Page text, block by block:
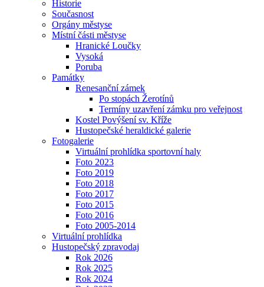
Historie
Současnost
Orgány městyse
Místní části městyse
Hranické Loučky
Vysoká
Poruba
Památky
Renesanční zámek
Po stopách Žerotínů
Termíny uzavření zámku pro veřejnost
Kostel Povýšení sv. Kříže
Hustopečské heraldické galerie
Fotogalerie
Virtuální prohlídka sportovní haly
Foto 2023
Foto 2019
Foto 2018
Foto 2017
Foto 2015
Foto 2016
Foto 2005-2014
Virtuální prohlídka
Hustopečský zpravodaj
Rok 2026
Rok 2025
Rok 2024